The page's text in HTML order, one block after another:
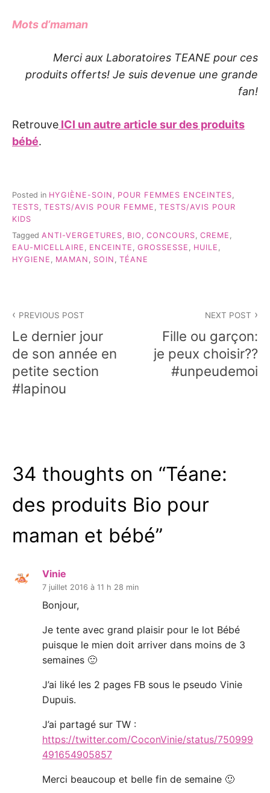
Mots d’maman
Merci aux Laboratoires TEANE pour ces
produits offerts! Je suis devenue une grande
fan!
Retrouve ICI un autre article sur des produits
bébé.
Posted in HYGIÈNE-SOIN , POUR FEMMES ENCEINTES,
TESTS, TESTS/AVIS POUR FEMME , TESTS/AVIS POUR
KIDS
Tagged ANTI-VERGETURES BIO CONCOURS CREME
EAU-MICELLAIRE
ENCEINTE GROSSESSE HUILE
HYGIENE
MAMAN SOIN TÉANE
de
l’article
PREVIOUS POST
Le dernier jour
de son année en
petite section
#lapinou
NEXT POST
Fille ou garçon:
je peux choisir??
#unpeudemoi
34 thoughts on “Téane:
des produits Bio pour
maman et bébé”
Vinie
7 juillet 2016 à 11 h 28 min
Bonjour,
Je tente avec grand plaisir pour le lot Bébé
puisque le mien doit arriver dans moins de 3
semaines 🙂
J’ai liké les 2 pages FB sous le pseudo Vinie
Dupuis.
J’ai partagé sur TW :
https://twitter.com/CoconVinie/status/750999
491654905857
Merci beaucoup et belle fin de semaine 🙂